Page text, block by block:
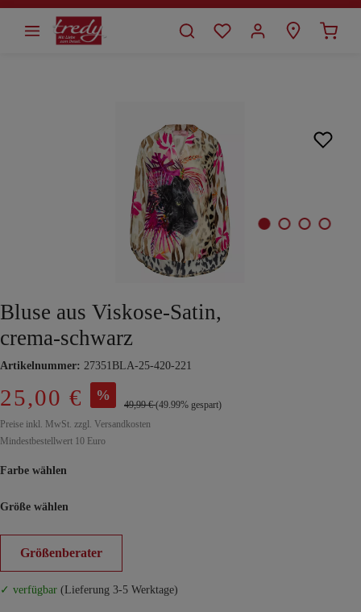
springen
Bluse aus Viskose-Satin,
crema-schwarz
Artikelnummer: 27351BLA-25-420-221
25,00 € %
49,99 €(49.99% gespart)
Preise inkl. MwSt. zzgl. Versandkosten
Mindestbestellwert 10 Euro
Farbe wählen
Größe wählen
Größenberater
✓ verfügbar (Lieferung 3-5 Werktage)